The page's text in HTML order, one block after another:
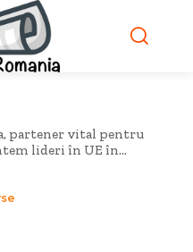
partener vital pentru
lideri în UE în...